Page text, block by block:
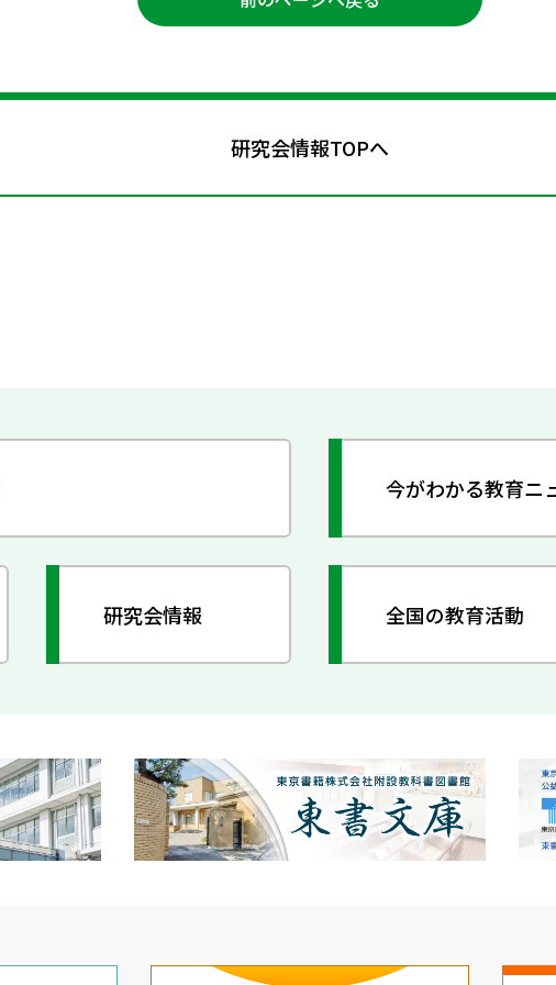
研究会情報TOPへ
今がわかる教育ニ
研究会情報 全国の教育活動